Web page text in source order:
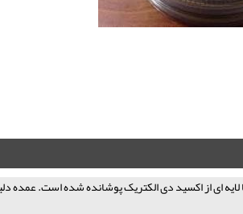
ای از اکسید دی الکتریک پوشانده شده است. عمده